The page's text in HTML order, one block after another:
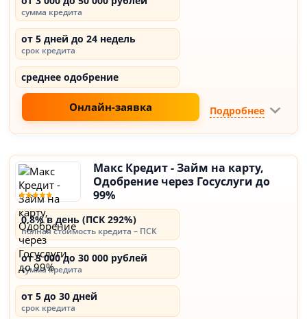
сумма кредита
от 5 дней до 24 недель
срок кредита
среднее одобрение
Онлайн-заявка Подробнее
Макс Кредит - Займ на карту,
Одобрение через Госуслуги до
99%
0,8% в день (ПСК 292%)
полная стоимость кредита – ПСК
от 3 000 до 30 000 рублей
сумма кредита
от 5 до 30 дней
срок кредита